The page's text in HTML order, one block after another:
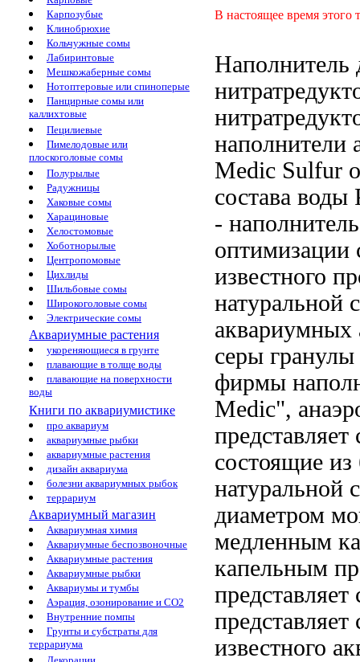
Карпозубые
Клинобрюхие
Кольчужные сомы
Лабиринтовые
Мешкожаберные сомы
Нотоптеровые или спиноперые
Панцирные сомы или
каллихтовые
Пецилиевые
Пимелодовые или
плоскоголовые сомы
Полурылые
Радужницы
Хаковые сомы
Харациновые
Хелостомовые
Хоботнорылые
Центропомовые
Цихлиды
Шильбовые сомы
Широкоголовые сомы
Электрические сомы
Аквариумные растения
укореняющиеся в грунте
плавающие в толще воды
плавающие на поверхности
воды
Книги по аквариумистике
про аквариум
аквариумные рыбки
аквариумные растения
дизайн аквариума
болезни аквариумных рыбок
террариум
Аквариумный магазин
Аквариумная химия
Аквариумные беспозвоночные
Аквариумные растения
Аквариумные рыбки
Аквариумы и тумбы
Аэрация, озонирование и CO2
Внутренние помпы
Грунты и субстраты для
террариума
В настоящее время этого
Наполнитель
наполнители
Medic Sulfur
состава воды
-
оптимизации
известного
натуральной
аквариумных
серы
фирмы
Medic",
состоящие из
натуральной
диаметром
медленным
капельным
представляет
известного